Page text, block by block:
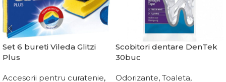
Set 6 bureti Vileda Glitzi
Plus
Accesorii pentru curatenie,
Scobitori dentare DenTek
30buc
Odorizante, Toaleta,